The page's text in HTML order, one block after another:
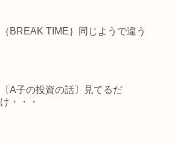
｛BREAK TIME｝同じようで違う
〔A子の投資の話〕見てるだ
け・・・